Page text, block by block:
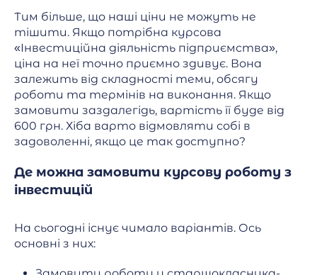
Тим більше, що наші ціни не можуть не
тішити. Якщо потрібна курсова
«Інвестиційна діяльність підприємства»,
ціна на неї точно приємно здивує. Вона
залежить від складності теми, обсягу
роботи та термінів на виконання. Якщо
замовити заздалегідь, вартість її буде від
600 грн. Хіба варто відмовляти собі в
задоволенні, якщо це так доступно?
Де можна замовити курсову роботу з
інвестицій
На сьогодні існує чимало варіантів. Ось
основні з них: